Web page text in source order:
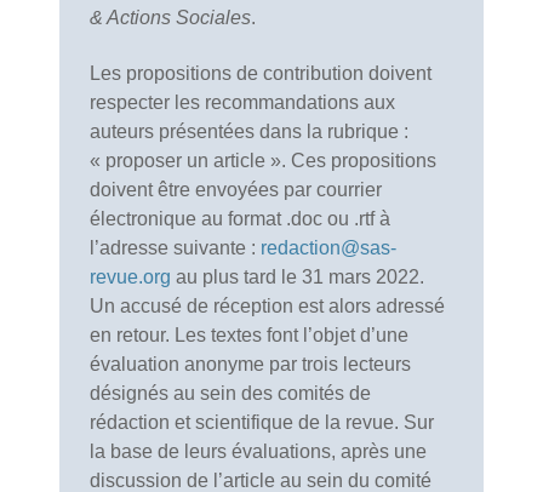
& Actions Sociales.
Les propositions de contribution doivent
respecter les recommandations aux
auteurs présentées dans la rubrique :
« proposer un article ». Ces propositions
doivent être envoyées par courrier
électronique au format .doc ou .rtf à
l’adresse suivante : redaction@sas-
revue.org au plus tard le 31 mars 2022.
Un accusé de réception est alors adressé
en retour. Les textes font l’objet d’une
évaluation anonyme par trois lecteurs
désignés au sein des comités de
rédaction et scientifique de la revue. Sur
la base de leurs évaluations, après une
discussion de l’article au sein du comité